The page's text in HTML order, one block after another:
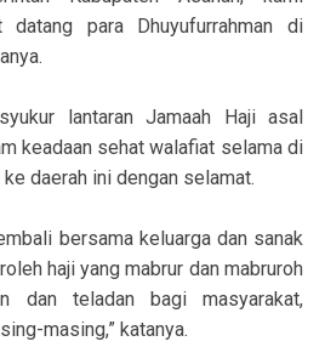
datang para Dhuyufurrahman di
lantaran Jamaah Haji asal
keadaan sehat walafiat selama di
daerah ini dengan selamat.
bersama keluarga dan sanak
haji yang mabrur dan mabruroh
dan teladan bagi masyarakat,
masing,” katanya.